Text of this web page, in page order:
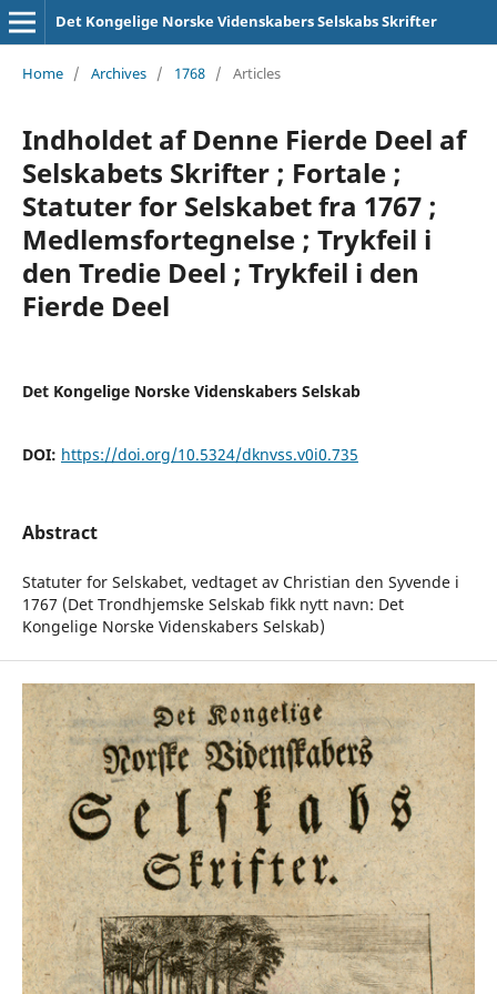
Det Kongelige Norske Videnskabers Selskabs Skrifter
Home / Archives / 1768 / Articles
Indholdet af Denne Fierde Deel af
Selskabets Skrifter ; Fortale ;
Statuter for Selskabet fra 1767 ;
Medlemsfortegnelse ; Trykfeil i
den Tredie Deel ; Trykfeil i den
Fierde Deel
Det Kongelige Norske Videnskabers Selskab
DOI: https://doi.org/10.5324/dknvss.v0i0.735
Abstract
Statuter for Selskabet, vedtaget av Christian den Syvende i
1767 (Det Trondhjemske Selskab fikk nytt navn: Det
Kongelige Norske Videnskabers Selskab)